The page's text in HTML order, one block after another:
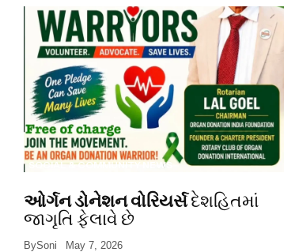
SOCIAL & COMMUNITY NEWS
ઓર્ગન ડોનેશન વોરિયર્સદેશહિતમાં
જાગૃતિ ફેલાવે છે
BySoni May 7, 2026